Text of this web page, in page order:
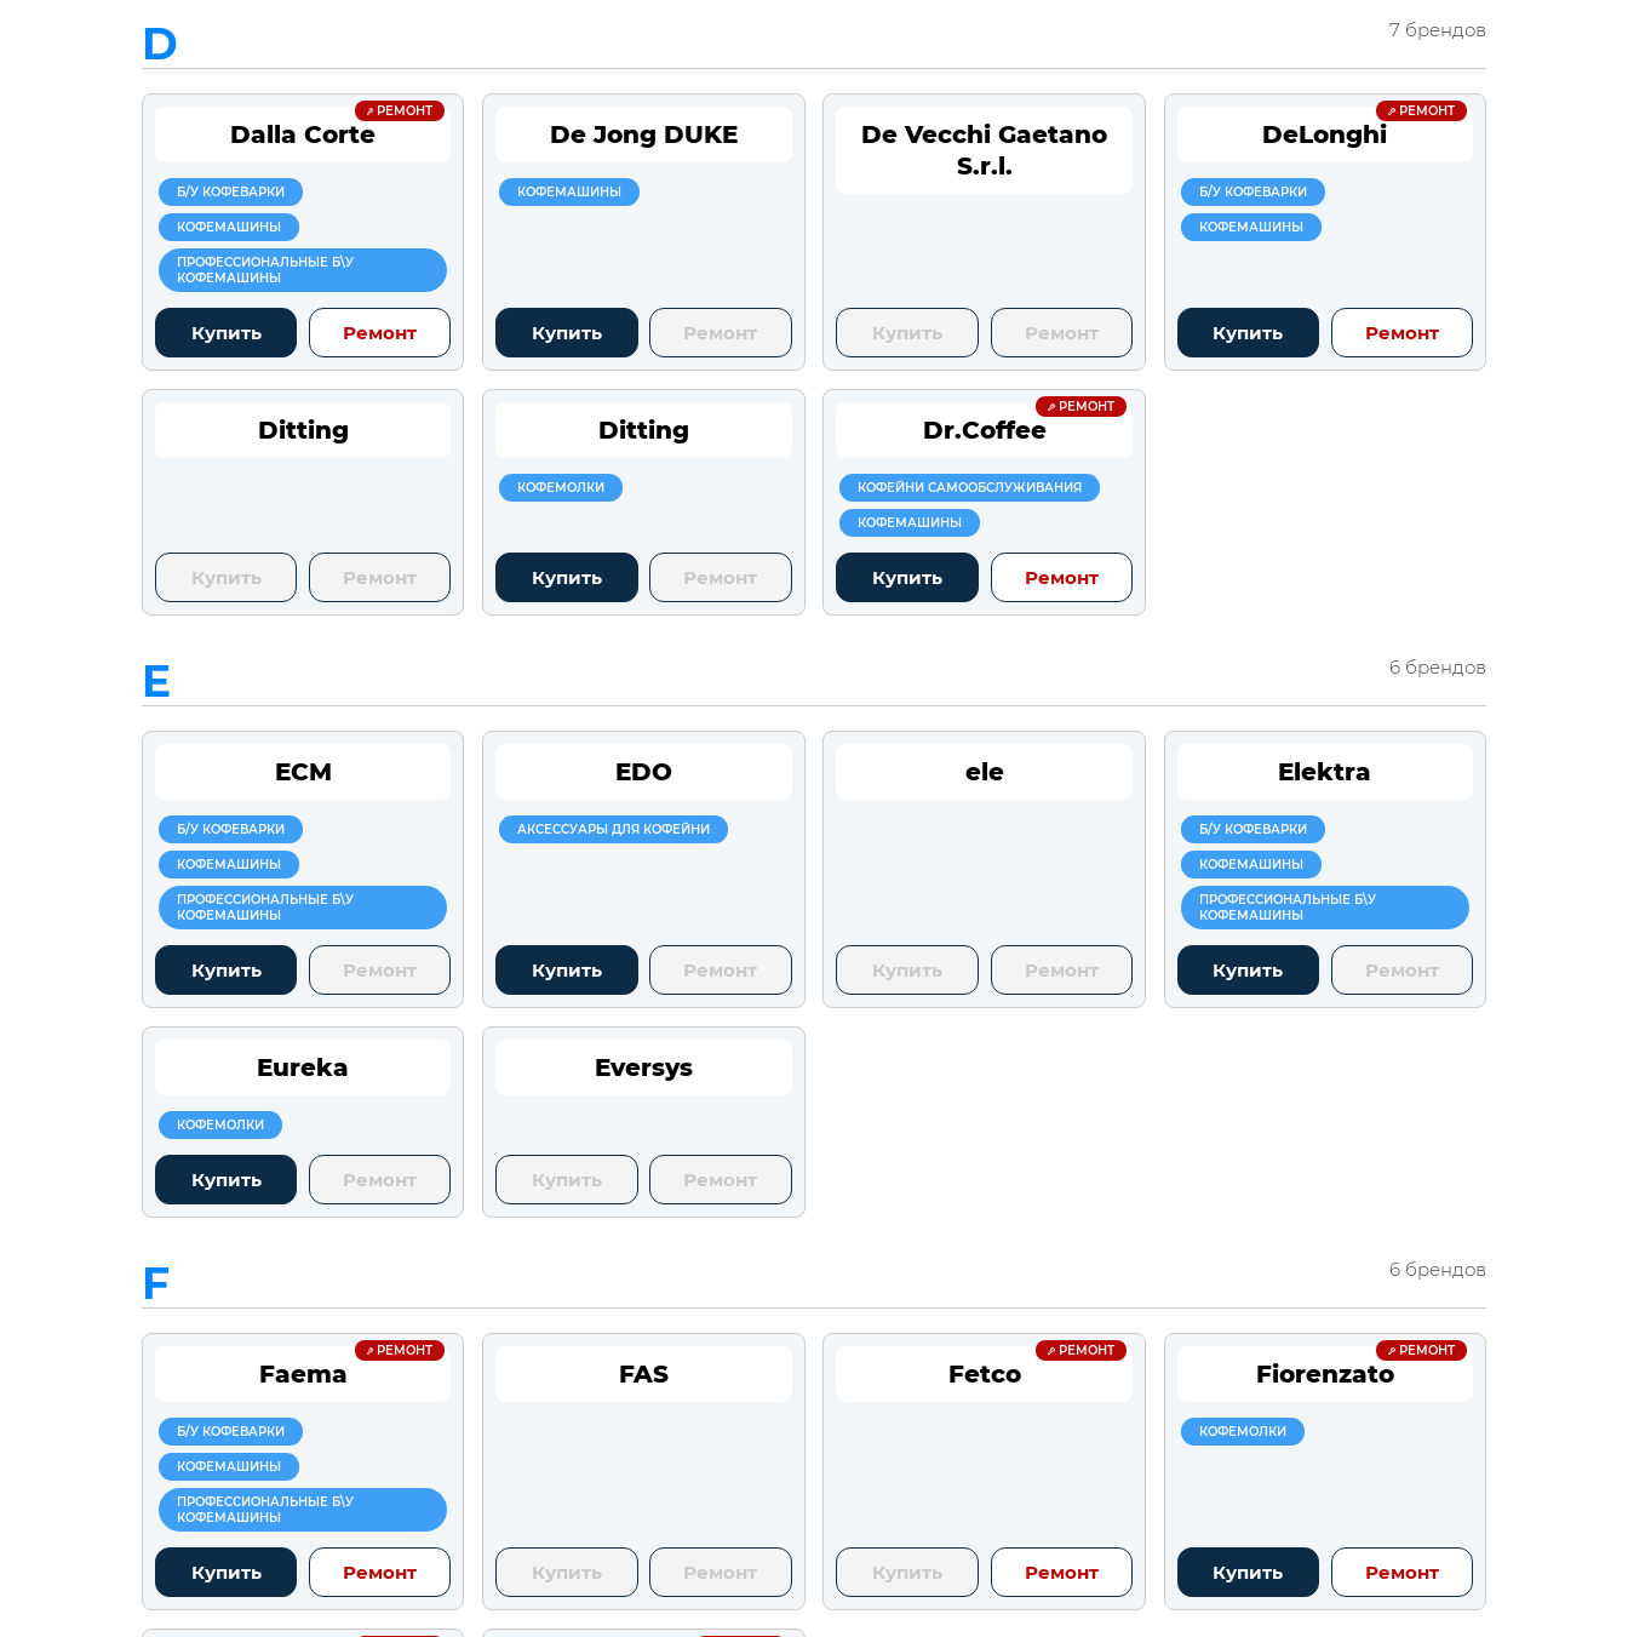
D 7 брендов
Dalla Corte
РЕМОНТ
Б/У КОФЕВАРКИ
КОФЕМАШИНЫ
ПРОФЕССИОНАЛЬНЫЕ Б\У
КОФЕМАШИНЫ
Купить Ремонт
De Jong DUKE
КОФЕМАШИНЫ
Купить Ремонт
De Vecchi Gaetano
S.r.l.
Купить Ремонт
DeLonghi
РЕМОНТ
Б/У КОФЕВАРКИ
КОФЕМАШИНЫ
Купить Ремонт
Ditting
Купить Ремонт
Ditting
КОФЕМОЛКИ
Купить Ремонт
Dr.Coffee
РЕМОНТ
КОФЕЙНИ САМООБСЛУЖИВАНИЯ
КОФЕМАШИНЫ
Купить Ремонт
E 6 брендов
ECM
Б/У КОФЕВАРКИ
КОФЕМАШИНЫ
ПРОФЕССИОНАЛЬНЫЕ Б\У
КОФЕМАШИНЫ
Купить Ремонт
EDO
АКСЕССУАРЫ ДЛЯ КОФЕЙНИ
Купить Ремонт
ele
Купить Ремонт
Elektra
Б/У КОФЕВАРКИ
КОФЕМАШИНЫ
ПРОФЕССИОНАЛЬНЫЕ Б\У
КОФЕМАШИНЫ
Купить Ремонт
Eureka
КОФЕМОЛКИ
Купить Ремонт
Eversys
Купить Ремонт
F 6 брендов
Faema
РЕМОНТ
Б/У КОФЕВАРКИ
КОФЕМАШИНЫ
ПРОФЕССИОНАЛЬНЫЕ Б\У
КОФЕМАШИНЫ
Купить Ремонт
FAS
Купить Ремонт
Fetco
РЕМОНТ
Купить Ремонт
Fiorenzato
РЕМОНТ
КОФЕМОЛКИ
Купить Ремонт